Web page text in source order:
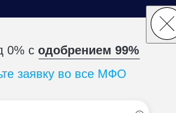
0% содобрением 99%
заявку во все МФО